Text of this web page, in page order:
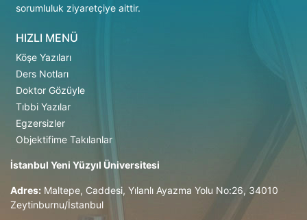
sorumluluk ziyaretçiye aittir.
HIZLI MENÜ
Köşe Yazıları
Ders Notları
Doktor Gözüyle
Tıbbi Yazılar
Egzersizler
Objektifime Takılanlar
İstanbul Yeni Yüzyıl Üniversitesi
Adres: Maltepe, Caddesi, Yılanlı Ayazma Yolu No:26, 34010
Zeytinburnu/İstanbul